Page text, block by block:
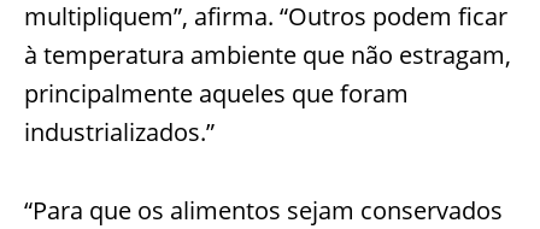
multipliquem”, afirma. “Outros podem ficar
à temperatura ambiente que não estragam,
principalmente aqueles que foram
industrializados.”
“Para que os alimentos sejam conservados